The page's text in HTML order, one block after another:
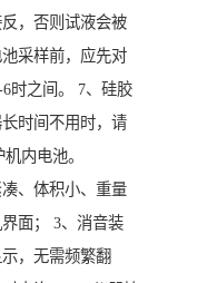
，否则试液会被
采样前，应先对
时之间。 7、硅胶
时间不用时，请
内电池。
、体积小、重量
面； 3、消音装
，无需频繁翻